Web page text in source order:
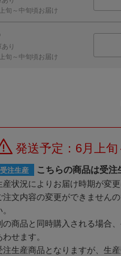
旬～中旬頃お届け
あり
旬～中旬頃お届け
発送予定：6月上
受注生産 こちらの商品は受注
産状況によりお届け時期が変
注文内容の変更ができません
の商品と同時購入される場合
わせます。
注生産商品となりますが、生